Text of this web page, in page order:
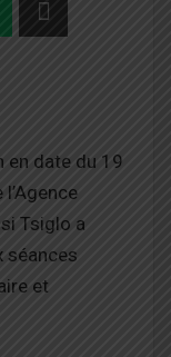
en date du 19
Tsiglo a
séances
et